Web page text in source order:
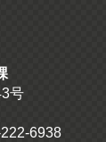
号
6938